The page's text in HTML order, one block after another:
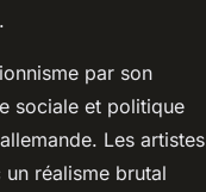
par son
sociale et politique
Les artistes
réalisme brutal